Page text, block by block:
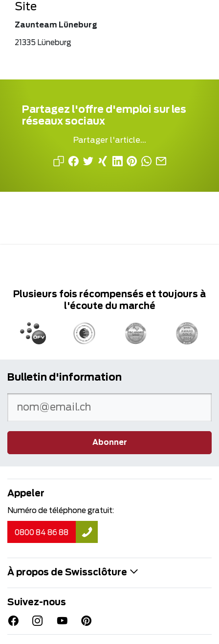
Site
Zaunteam Lüneburg
21335 Lüneburg
Partagez l'offre d'emploi sur les
réseaux sociaux
Partager l'article...
Plusieurs fois récompensés et toujours à
l'écoute du marché
Bulletin d'information
Abonner
Appeler
Numéro de téléphone gratuit:
0800 84 86 88
À propos de Swissclôture
Suivez-nous